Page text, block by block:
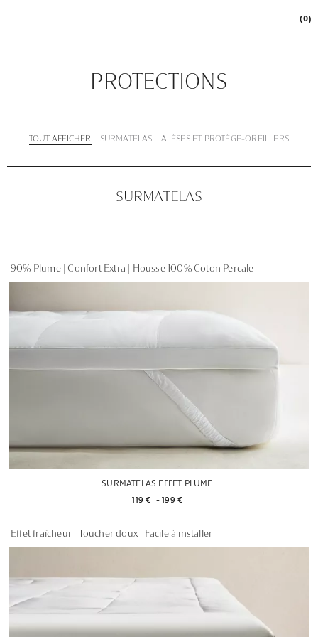
(0)
PROTECTIONS
TOUT AFFICHER SURMATELAS ALÈSES ET PROTÈGE-OREILLERS
SURMATELAS
90% Plume | Confort Extra | Housse 100% Coton Percale
SURMATELAS EFFET PLUME
119 € - 199 €
Effet fraîcheur | Toucher doux | Facile à installer